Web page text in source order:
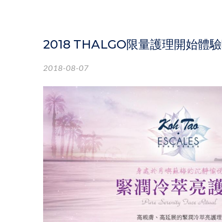
2018 THALGO限量護理開始體
2018-08-07